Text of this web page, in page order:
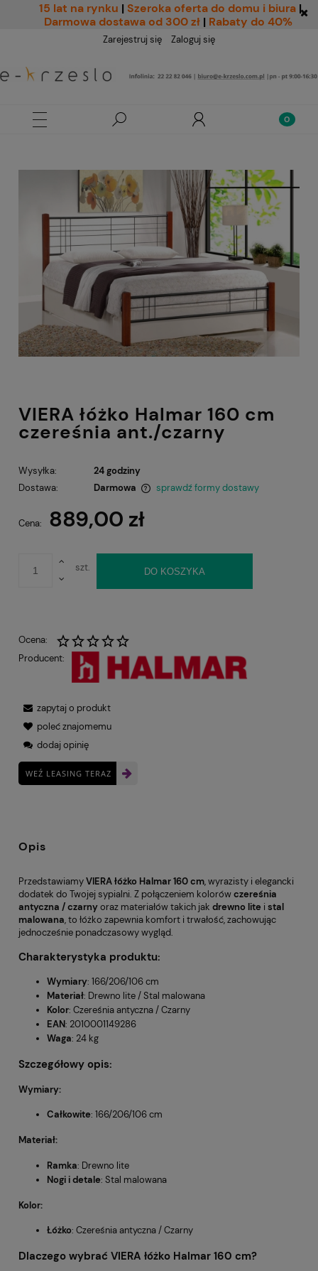
15 lat na rynku | Szeroka oferta do domu i biura |
Darmowa dostawa od 300 zł | Rabaty do 40%
Zarejestruj się Zaloguj się
VIERA łóżko Halmar 160 cm
czereśnia ant./czarny
Wysyłka:
24 godziny
Dostawa:
Darmowa
sprawdź formy dostawy
Cena: 889,00 zł
szt. DO KOSZYKA
Ocena:
Producent:
zapytaj o produkt
poleć znajomemu
dodaj opinię
WEŹ LEASING TERAZ
Opis
PrzedstawiamyVIERA łóżko Halmar 160 cm, wyrazisty i elegancki
dodatek do Twojej sypialni. Z połączeniem kolorówczereśnia
antyczna / czarnyoraz materiałów takich jak drewno lite i stal
malowana, to łóżko zapewnia komfort i trwałość, zachowując
jednocześnie ponadczasowy wygląd.
Charakterystyka produktu:
Wymiary: 166/206/106 cm
Materiał: Drewno lite / Stal malowana
Kolor: Czereśnia antyczna / Czarny
EAN: 2010001149286
Waga: 24 kg
Szczegółowy opis:
Wymiary:
Całkowite: 166/206/106 cm
Materiał:
Ramka: Drewno lite
Nogi i detale: Stal malowana
Kolor:
Łóżko: Czereśnia antyczna / Czarny
Dlaczego wybrać VIERA łóżko Halmar 160 cm?